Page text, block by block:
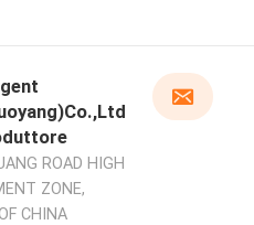
ROAD HIGH
ZONE,
CHINA